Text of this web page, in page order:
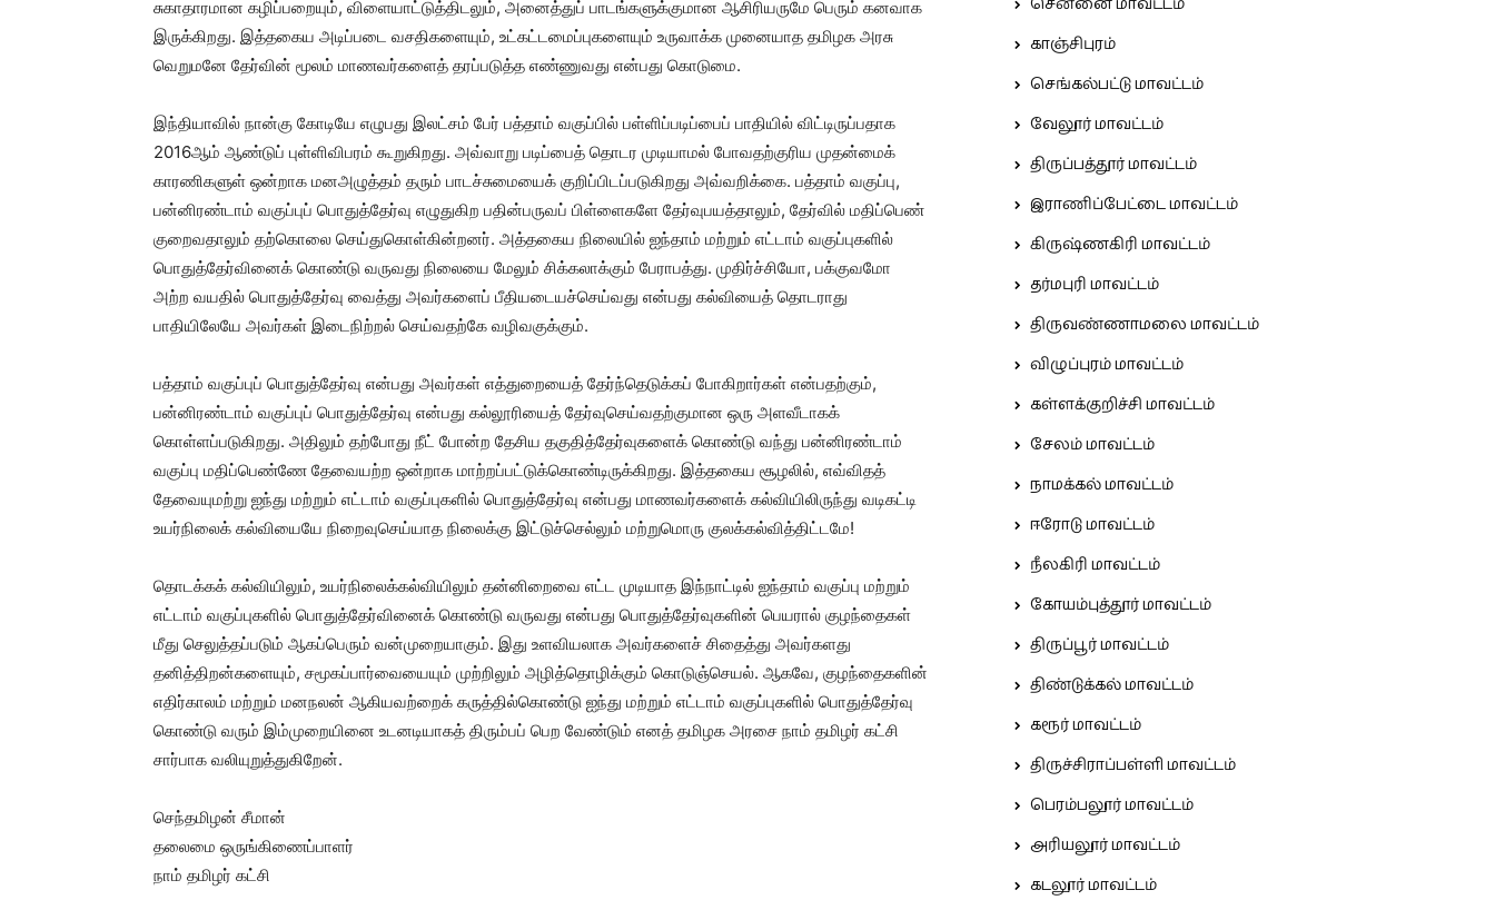
சுகாதாரமான கழிப்பறையும், விளையாட்டுத்திடலும், அனைத்துப் பாடங்களுக்குமான ஆசிரியருமே பெரும் கனவாக
இருக்கிறது. இத்தகைய அடிப்படை வசதிகளையும், உட்கட்டமைப்புகளையும் உருவாக்க முனையாத தமிழக அரசு
வெறுமனே தேர்வின் மூலம் மாணவர்களைத் தரப்படுத்த எண்ணுவது என்பது கொடுமை.
இந்தியாவில் நான்கு கோடியே எழுபது இலட்சம் பேர் பத்தாம் வகுப்பில் பள்ளிப்படிப்பைப் பாதியில் விட்டிருப்பதாக
2016ஆம் ஆண்டுப் புள்ளிவிபரம் கூறுகிறது. அவ்வாறு படிப்பைத் தொடர முடியாமல் போவதற்குரிய முதன்மைக்
காரணிகளுள் ஒன்றாக மனஅழுத்தம் தரும் பாடச்சுமையைக் குறிப்பிடப்படுகிறது அவ்வறிக்கை. பத்தாம் வகுப்பு,
பன்னிரண்டாம் வகுப்புப் பொதுத்தேர்வு எழுதுகிற பதின்பருவப் பிள்ளைகளே தேர்வுபயத்தாலும், தேர்வில் மதிப்பெண்
குறைவதாலும் தற்கொலை செய்துகொள்கின்றனர். அத்தகைய நிலையில் ஐந்தாம் மற்றும் எட்டாம் வகுப்புகளில்
பொதுத்தேர்வினைக் கொண்டு வருவது நிலையை மேலும் சிக்கலாக்கும் பேராபத்து. முதிர்ச்சியோ, பக்குவமோ
அற்ற வயதில் பொதுத்தேர்வு வைத்து அவர்களைப் பீதியடையச்செய்வது என்பது கல்வியைத் தொடராது
பாதியிலேயே அவர்கள் இடைநிற்றல் செய்வதற்கே வழிவகுக்கும்.
பத்தாம் வகுப்புப் பொதுத்தேர்வு என்பது அவர்கள் எத்துறையைத் தேர்ந்தெடுக்கப் போகிறார்கள் என்பதற்கும்,
பன்னிரண்டாம் வகுப்புப் பொதுத்தேர்வு என்பது கல்லூரியைத் தேர்வுசெய்வதற்குமான ஒரு அளவீடாகக்
கொள்ளப்படுகிறது. அதிலும் தற்போது நீட் போன்ற தேசிய தகுதித்தேர்வுகளைக் கொண்டு வந்து பன்னிரண்டாம்
வகுப்பு மதிப்பெண்ணே தேவையற்ற ஒன்றாக மாற்றப்பட்டுக்கொண்டிருக்கிறது. இத்தகைய சூழலில், எவ்விதத்
தேவையுமற்று ஐந்து மற்றும் எட்டாம் வகுப்புகளில் பொதுத்தேர்வு என்பது மாணவர்களைக் கல்வியிலிருந்து வடிகட்டி
உயர்நிலைக் கல்வியையே நிறைவுசெய்யாத நிலைக்கு இட்டுச்செல்லும் மற்றுமொரு குலக்கல்வித்திட்டமே!
தொடக்கக் கல்வியிலும், உயர்நிலைக்கல்வியிலும் தன்னிறைவை எட்ட முடியாத இந்நாட்டில் ஐந்தாம் வகுப்பு மற்றும்
எட்டாம் வகுப்புகளில் பொதுத்தேர்வினைக் கொண்டு வருவது என்பது பொதுத்தேர்வுகளின் பெயரால் குழந்தைகள்
மீது செலுத்தப்படும் ஆகப்பெரும் வன்முறையாகும். இது உளவியலாக அவர்களைச் சிதைத்து அவர்களது
தனித்திறன்களையும், சமூகப்பார்வையையும் முற்றிலும் அழித்தொழிக்கும் கொடுஞ்செயல். ஆகவே, குழந்தைகளின்
எதிர்காலம் மற்றும் மனநலன் ஆகியவற்றைக் கருத்தில்கொண்டு ஐந்து மற்றும் எட்டாம் வகுப்புகளில் பொதுத்தேர்வு
கொண்டு வரும் இம்முறையினை உடனடியாகத் திரும்பப் பெற வேண்டும் எனத் தமிழக அரசை நாம் தமிழர் கட்சி
சார்பாக வலியுறுத்துகிறேன்.
செந்தமிழன் சீமான்
தலைமை ஒருங்கிணைப்பாளர்
நாம் தமிழர் கட்சி
காஞ்சிபுரம்
செங்கல்பட்டு மாவட்டம்
வேலூர் மாவட்டம்
திருப்பத்தூர் மாவட்டம்
இராணிப்பேட்டை மாவட்டம்
கிருஷ்ணகிரி மாவட்டம்
தர்மபுரி மாவட்டம்
திருவண்ணாமலை மாவட்டம்
விழுப்புரம் மாவட்டம்
கள்ளக்குறிச்சி மாவட்டம்
சேலம் மாவட்டம்
நாமக்கல் மாவட்டம்
ஈரோடு மாவட்டம்
நீலகிரி மாவட்டம்
கோயம்புத்தூர் மாவட்டம்
திருப்பூர் மாவட்டம்
திண்டுக்கல் மாவட்டம்
கரூர் மாவட்டம்
திருச்சிராப்பள்ளி மாவட்டம்
பெரம்பலூர் மாவட்டம்
அரியலூர் மாவட்டம்
கடலூர் மாவட்டம்